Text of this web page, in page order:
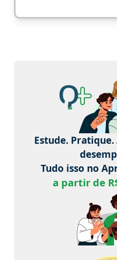
Estude.
Tudo isso no
a partir de